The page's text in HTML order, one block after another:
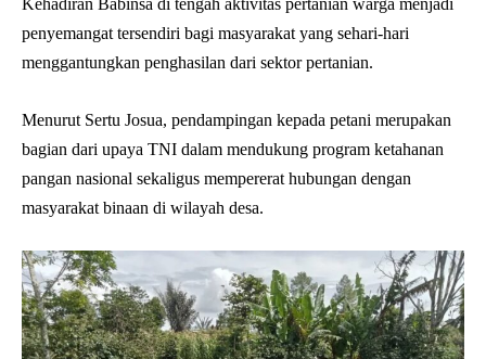
penyemangat tersendiri bagi masyarakat yang sehari-hari
menggantungkan penghasilan dari sektor pertanian.
Menurut Sertu Josua, pendampingan kepada petani merupakan
bagian dari upaya TNI dalam mendukung program ketahanan
pangan nasional sekaligus mempererat hubungan dengan
masyarakat binaan di wilayah desa.